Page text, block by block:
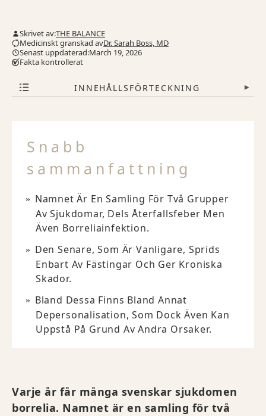
Skrivet av:THE BALANCE
Medicinskt granskad avDr. Sarah Boss, MD
Senast uppdaterad:March 19, 2026
Fakta kontrollerat
INNEHÅLLSFÖRTECKNING ▾
Snabb
sammanfattning
Namnet Är En Samling För Två Grupper
Av Sjukdomar, Dels Återfallsfeber Men
Även Borreliainfektion.
Den Senare, Som Är Vanligare, Sprids
Enbart Av Fästingar Och Ger Kroniska
Skador.
Bland Dessa Finns Bland Annat
Depersonalisation, Som Dock Även Kan
Uppstå På Grund Av Andra Orsaker.
Varje år får många svenskar sjukdomen
borrelia. Namnet är en samling för två